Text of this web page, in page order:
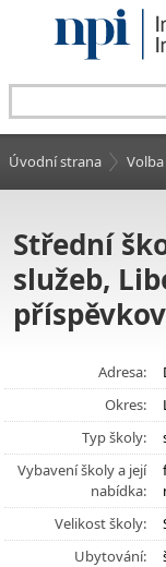
Úvodní strana
Střední
služeb,
Adresa:
Okres:
Typ školy:
Vybavení školy a její
nabídka:
Velikost školy:
Ubytování: